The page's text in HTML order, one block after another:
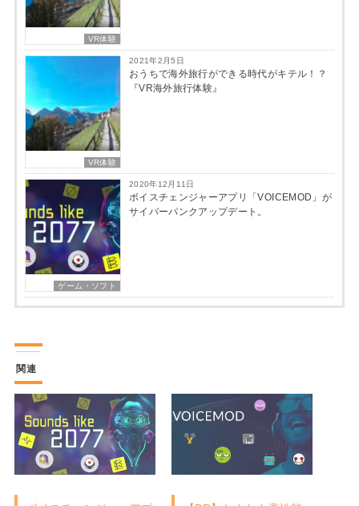
VR体験
VR体験
2021年2月5日
おうちで海外旅行ができる時代がキテル！？
『VR海外旅行体験』
ゲーム・ソフト
2020年12月11日
ボイスチェンジャーアプリ「VOICEMOD」が
サイバーパンクアップデート。
関連